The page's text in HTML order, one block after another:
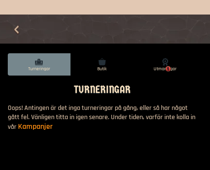
Turneringar Butik 1
Utmaningar
TURNERINGAR
Oops! Antingen är det inga turneringar på gång, eller så har något
gått fel. Vänligen titta in igen senare. Under tiden, varför inte kolla in
vår Kampanjer